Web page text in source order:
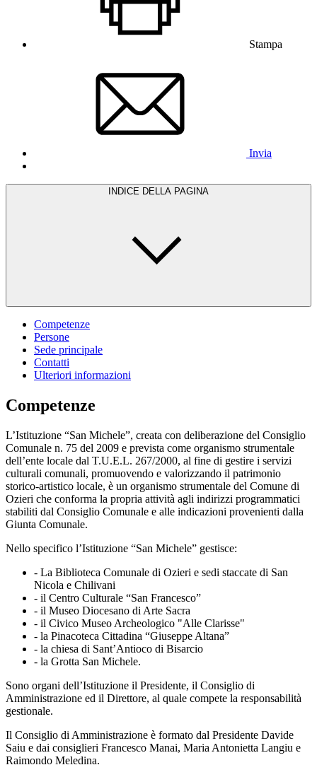
Stampa
Invia
INDICE DELLA PAGINA
Competenze
Persone
Sede principale
Contatti
Ulteriori informazioni
Competenze
L’Istituzione “San Michele”, creata con deliberazione del Consiglio
Comunale n. 75 del 2009 e prevista come organismo strumentale
dell’ente locale dal T.U.E.L. 267/2000, al fine di gestire i servizi
culturali comunali, promuovendo e valorizzando il patrimonio
storico-artistico locale, è un organismo strumentale del Comune di
Ozieri che conforma la propria attività agli indirizzi programmatici
stabiliti dal Consiglio Comunale e alle indicazioni provenienti dalla
Giunta Comunale.
Nello specifico l’Istituzione “San Michele” gestisce:
- La Biblioteca Comunale di Ozieri e sedi staccate di San
Nicola e Chilivani
- il Centro Culturale “San Francesco”
- il Museo Diocesano di Arte Sacra
- il Civico Museo Archeologico "Alle Clarisse"
- la Pinacoteca Cittadina “Giuseppe Altana”
- la chiesa di Sant’Antioco di Bisarcio
- la Grotta San Michele.
Sono organi dell’Istituzione il Presidente, il Consiglio di
Amministrazione ed il Direttore, al quale compete la responsabilità
gestionale.
Il Consiglio di Amministrazione è formato dal Presidente Davide
Saiu e dai consiglieri Francesco Manai, Maria Antonietta Langiu e
Raimondo Meledina.